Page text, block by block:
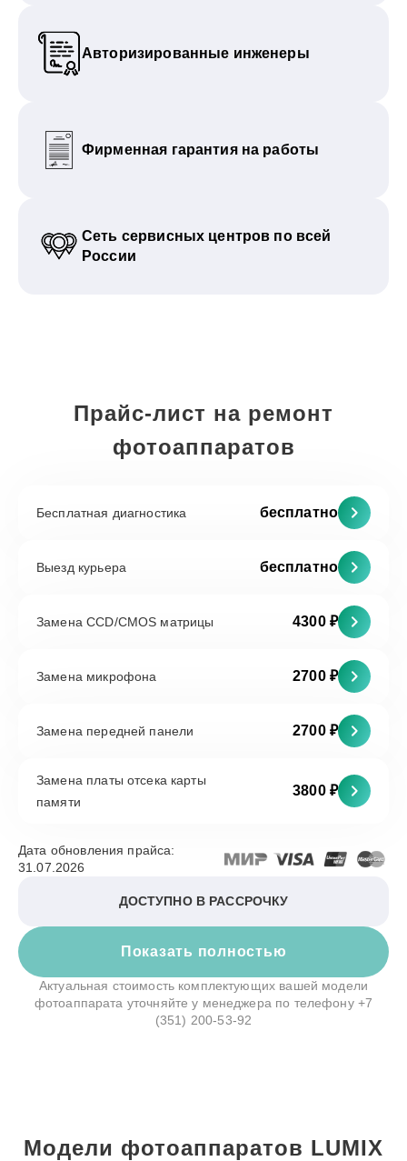
Авторизированные инженеры
Фирменная гарантия на работы
Сеть сервисных центров по всей
России
Прайс-лист на ремонт
фотоаппаратов
Бесплатная диагностика бесплатно
Выезд курьера бесплатно
Замена CCD/CMOS матрицы 4300 ₽
Замена микрофона 2700 ₽
Замена передней панели 2700 ₽
Замена платы отсека карты
памяти
3800 ₽
Показать полностью
Дата обновления прайса:
31.07.2026
ДОСТУПНО В РАССРОЧКУ
Актуальная стоимость комплектующих вашей модели
фотоаппарата уточняйте у менеджера по телефону +7
(351) 200-53-92
Модели фотоаппаратов LUMIX